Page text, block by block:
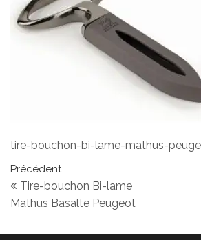
tire-bouchon-bi-lame-mathus-
Navigation de l’article
Article précédent
Précédent
Tire-bouchon Bi-lame
Mathus Basalte Peugeot